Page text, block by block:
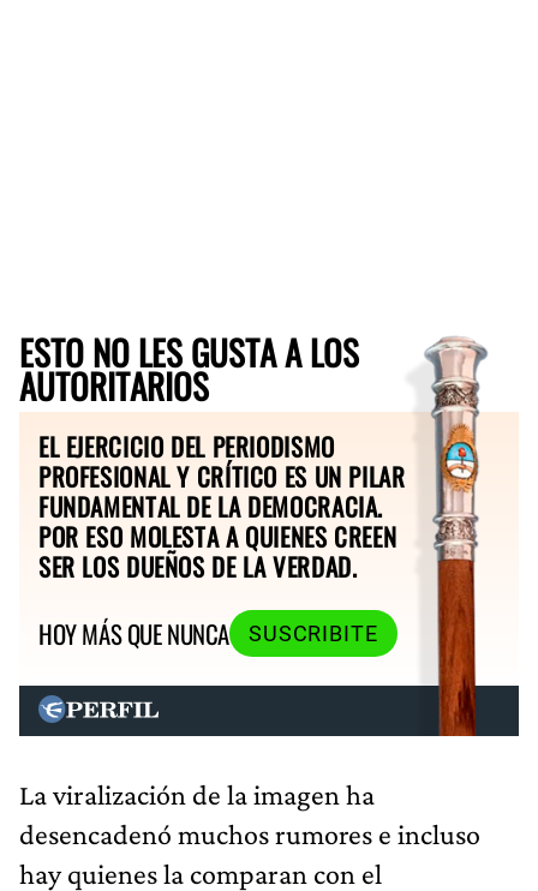
ESTO NO LES GUSTA A LOS
AUTORITARIOS
EL EJERCICIO DEL PERIODISMO
PROFESIONAL Y CRÍTICO ES UN PILAR
FUNDAMENTAL DE LA DEMOCRACIA.
POR ESO MOLESTA A QUIENES CREEN
SER LOS DUEÑOS DE LA VERDAD.
HOY MÁS QUE NUNCA
SUSCRIBITE
La viralización de la imagen ha
desencadenó muchos rumores e incluso
hay quienes la comparan con el